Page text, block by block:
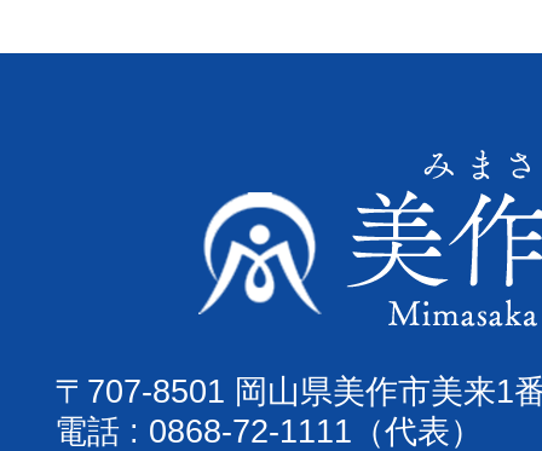
〒707-8501 岡山県美作市美来1
電話 : 0868-72-1111（代表）